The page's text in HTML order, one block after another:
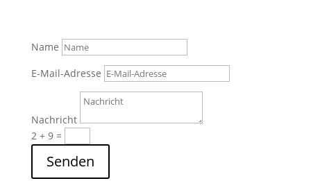
Name
E-Mail-Adresse
Nachricht
2 + 9=
Senden